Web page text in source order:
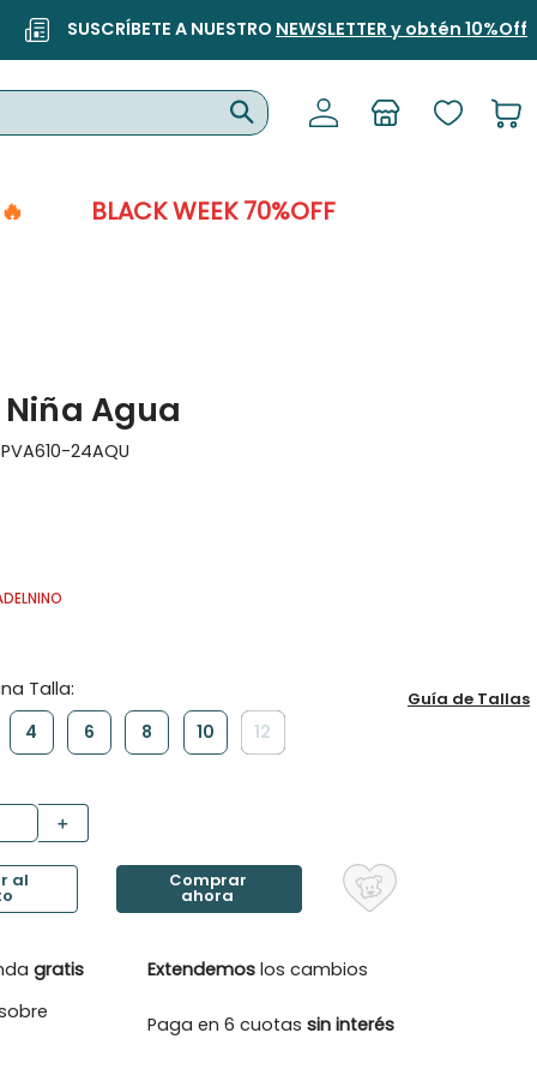
SUSCRÍBETE A NUESTRO NEWSLETTER y obtén 10%Off
BLACK WEEK 70%OFF
Agua
PVA610-24AQU
4 6 8 10 12
Guía de Tallas
＋
gratis
Extendemos los cambios
Paga en 6 cuotassin interés